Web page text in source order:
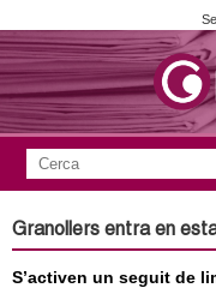
Vés
al
u
F
r
m
Granollers entra en
S’activen un seguit de